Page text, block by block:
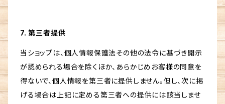
7. 第三者提供
当ショップは、個人情報保護法その他の法令に基づき開示
が認められる場合を除くほか、あらかじめお客様の同意を
得ないで、個人情報を第三者に提供しません。但し、次に掲
げる場合は上記に定める第三者への提供には該当しませ